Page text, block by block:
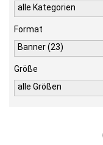
alle Kategorien
Format
Banner (23)
Größe
alle Größen